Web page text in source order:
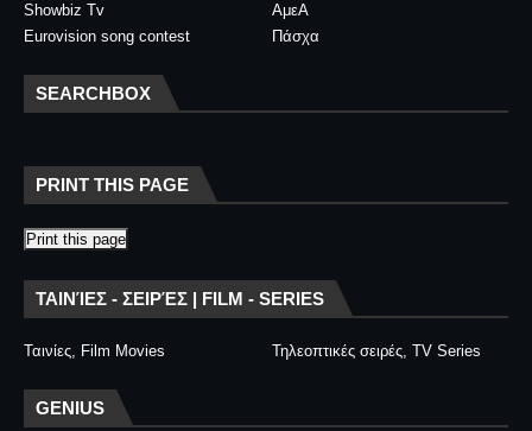
Showbiz Tv
ΑμεΑ
Eurovision song contest
Πάσχα
SEARCHBOX
PRINT THIS PAGE
Print this page
ΤΑΙΝΊΕΣ - ΣΕΙΡΈΣ | FILM - SERIES
Ταινίες, Film Movies Τηλεοπτικές σειρές, TV Series
GENIUS